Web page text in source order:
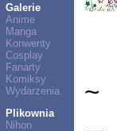
Galerie
Anime
Manga
Konwenty
Cosplay
Fanarty
Komiksy
Wydarzenia
Plikownia
Nihon
~